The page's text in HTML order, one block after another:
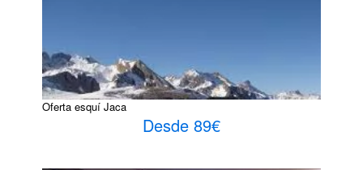
Oferta esquí Jaca
Desde 89€